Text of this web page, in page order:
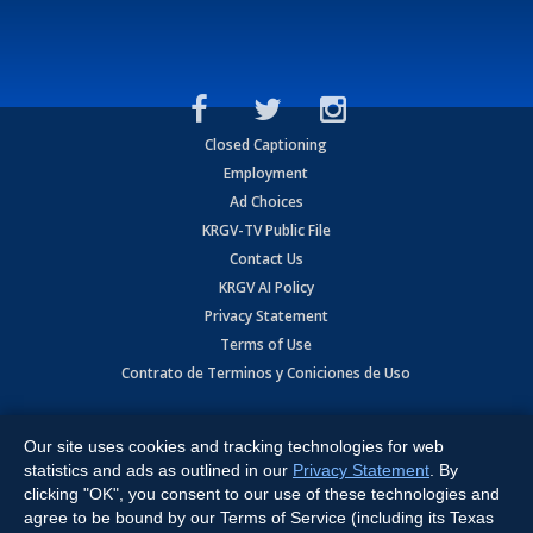
Closed Captioning
Employment
Ad Choices
KRGV-TV Public File
Contact Us
KRGV AI Policy
Privacy Statement
Terms of Use
Contrato de Terminos y Coniciones de Uso
Expressway, Weslaco, TX 78596.
All Rights Reserved. Powered by:Ruby Shore Software
Our site uses cookies and tracking technologies for web
statistics and ads as outlined in our Privacy Statement . By
clicking "OK", you consent to our use of these technologies and
agree to be bound by our Terms of Service (including its Texas